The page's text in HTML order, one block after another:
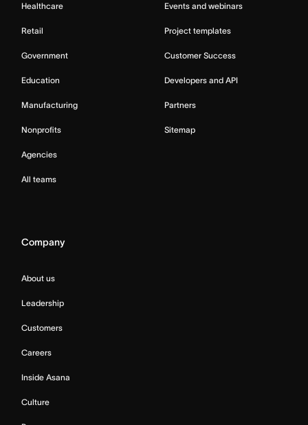
Healthcare
Retail
Government
Education
Manufacturing
Nonprofits
Agencies
All teams
Events and webinars
Project templates
Customer Success
Developers and API
Partners
Sitemap
Company
About us
Leadership
Customers
Careers
Inside Asana
Culture